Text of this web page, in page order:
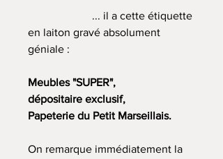
... il a cette étiquette
en laiton gravé absolument
géniale :
Meubles "SUPER",
dépositaire exclusif,
Papeterie du Petit Marseillais.
On remarque immédiatement la